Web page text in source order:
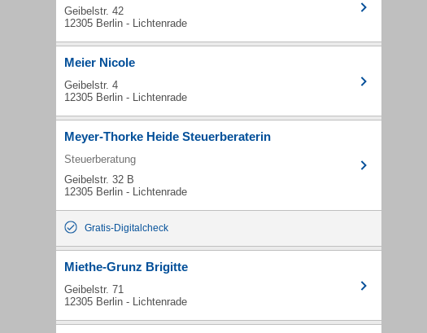
Geibelstr. 42
12305 Berlin - Lichtenrade
Meier Nicole
Geibelstr. 4
12305 Berlin - Lichtenrade
Meyer-Thorke Heide Steuerberaterin
Steuerberatung
Geibelstr. 32 B
12305 Berlin - Lichtenrade
Gratis-Digitalcheck
Miethe-Grunz Brigitte
Geibelstr. 71
12305 Berlin - Lichtenrade